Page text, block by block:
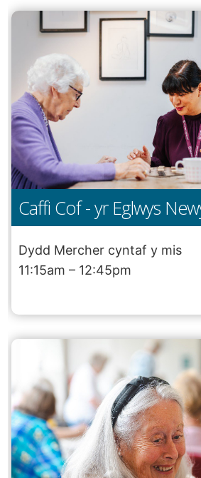
Caffi Cof - yr Eglwys
Dydd Mercher cyntaf y mis
11:15am – 12:45pm